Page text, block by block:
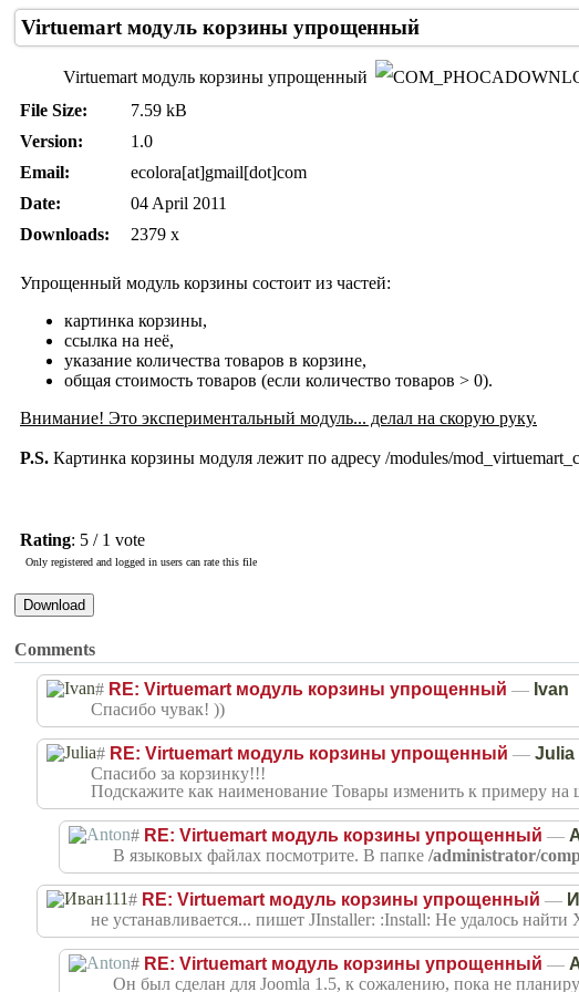
Virtuemart модуль корзины упрощенный
Virtuemart модуль корзины упрощенный
File Size:
7.59 kB
Version:
1.0
Email:
ecolora[at]gmail[dot]com
Date:
04 April 2011
Downloads:
2379 x
Упрощенный модуль корзины состоит из частей:
картинка корзины,
ссылка на неё,
указание количества товаров в корзине,
общая стоимость товаров (если количество товаров > 0).
Внимание! Это экспериментальный модуль... делал на скорую руку.
P.S. Картинка корзины модуля лежит по адресу /modules/
Rating: 5 / 1 vote
Only registered and logged in users can rate this file
Comments
# RE: Virtuemart модуль корзины упрощенный — Ivan
Спасибо чувак! ))
# RE: Virtuemart модуль корзины упрощенный — Julia
Спасибо за корзинку!!!
Подскажите как наименование Товары изменить к примеру на
# RE: Virtuemart модуль корзины упрощенный —
В языковых файлах посмотрите. В папке /administrator/
# RE: Virtuemart модуль корзины упрощенный —
не устанавливается... пишет JInstaller: :Install: Не удалось
# RE: Virtuemart модуль корзины упрощенный —
Он был сделан для Joomla 1.5, к сожалению, пока не